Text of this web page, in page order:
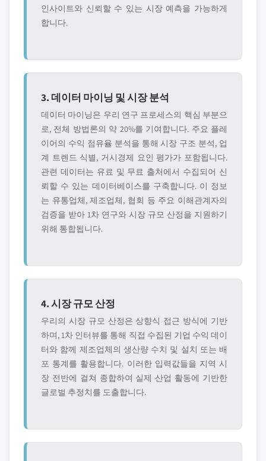
인사이트와 신뢰할 수 있는 시장 예측을 가능하게
합니다.
3. 데이터 마이닝 및 시장 분석
데이터 마이닝은 우리 연구 프로세스의 핵심 부분으
로, 전체 방법론의 약 20%를 기여합니다. 주요 플레
이어의 수익 점유율 분석을 통해 시장 구조 분석, 업
계 트렌드 식별, 거시경제 요인 평가가 포함됩니다.
관련 데이터는 유료 및 무료 출처에서 수집되어 신
뢰할 수 있는 데이터베이스를 구축합니다. 이 정보
는 유통업체, 제조업체, 협회 등 주요 이해관계자의
검증을 받아 1차 연구와 시장 규모 산정을 지원하기
위해 통합됩니다.
4. 시장 규모 산정
우리의 시장 규모 산정은 상향식 접근 방식에 기반
하며, 1차 인터뷰를 통해 직접 수집된 기업 수익 데이
터와 함께 제조업체의 생산량 수치 및 설치 또는 배
포 통계를 활용합니다. 이러한 입력값들을 지역 시
장 전반에 걸쳐 종합하여 실제 산업 활동에 기반한
글로벌 추정치를 도출합니다.